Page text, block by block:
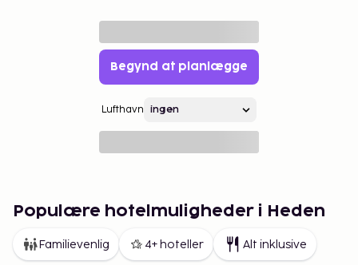
Begynd at planlægge
Lufthavn
Populære hotelmuligheder i Heden
Familievenlig 4+ hoteller Alt inklusive